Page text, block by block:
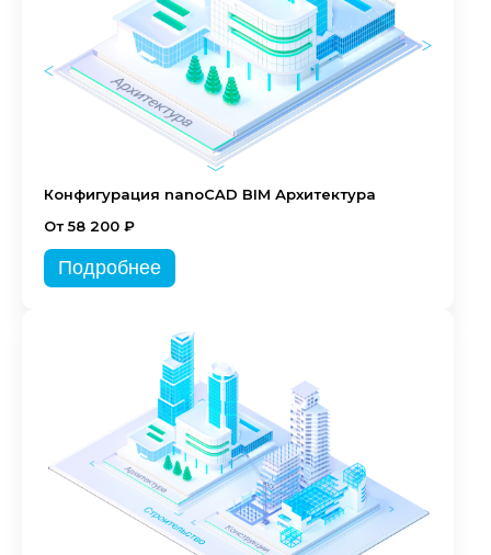
Конфигурация nanoCAD BIM Архитектура
От 58 200 ₽
Подробнее